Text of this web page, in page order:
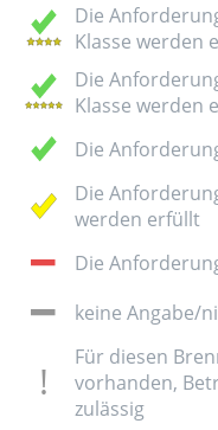
Die
Klasse werden
Die
Klasse werden
Die
Die
werden erfüllt
Die
keine Angabe/
Für diesen
vorhanden,
zulässig